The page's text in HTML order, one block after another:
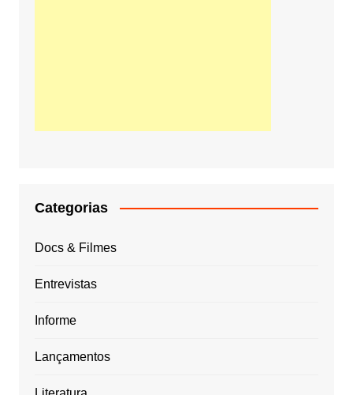
Categorias
Docs & Filmes
Entrevistas
Informe
Lançamentos